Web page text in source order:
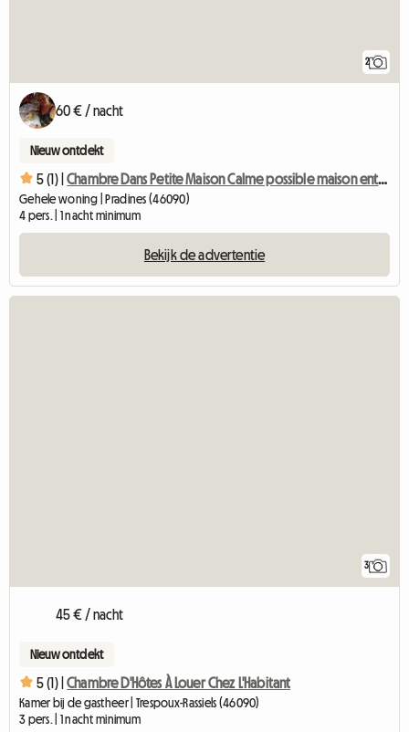
2
60 € / nacht
Nieuw ontdekt
5 (1) | Chambre Dans Petite Maison Calme possible maison entière pou
Gehele woning | Pradines (46090)
4 pers. | 1 nacht minimum
Bekijk de advertentie
3
45 € / nacht
Nieuw ontdekt
5 (1) | Chambre D'Hôtes À Louer Chez L'Habitant
Kamer bij de gastheer | Trespoux-Rassiels (46090)
3 pers. | 1 nacht minimum